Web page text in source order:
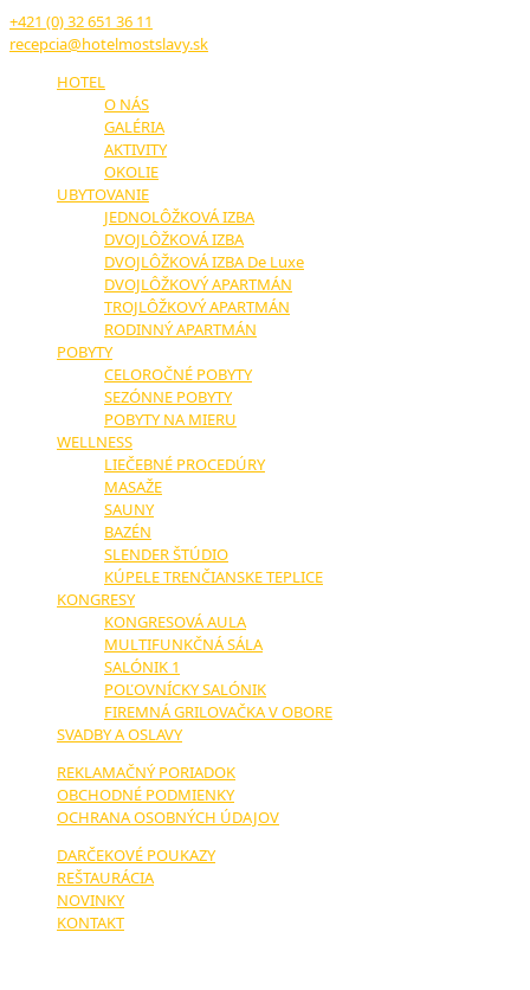
+421 (0) 32 651 36 11
recepcia@hotelmostslavy.sk
HOTEL
O NÁS
GALÉRIA
AKTIVITY
OKOLIE
UBYTOVANIE
JEDNOLÔŽKOVÁ IZBA
DVOJLÔŽKOVÁ IZBA
DVOJLÔŽKOVÁ IZBA De Luxe
DVOJLÔŽKOVÝ APARTMÁN
TROJLÔŽKOVÝ APARTMÁN
RODINNÝ APARTMÁN
POBYTY
CELOROČNÉ POBYTY
SEZÓNNE POBYTY
POBYTY NA MIERU
WELLNESS
LIEČEBNÉ PROCEDÚRY
MASAŽE
SAUNY
BAZÉN
SLENDER ŠTÚDIO
KÚPELE TRENČIANSKE TEPLICE
KONGRESY
KONGRESOVÁ AULA
MULTIFUNKČNÁ SÁLA
SALÓNIK 1
POĽOVNÍCKY SALÓNIK
FIREMNÁ GRILOVAČKA V OBORE
SVADBY A OSLAVY
REKLAMAČNÝ PORIADOK
OBCHODNÉ PODMIENKY
OCHRANA OSOBNÝCH ÚDAJOV
DARČEKOVÉ POUKAZY
REŠTAURÁCIA
NOVINKY
KONTAKT